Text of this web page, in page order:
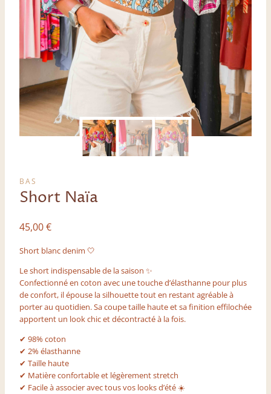
BAS
Short Naïa
45,00€
Short blanc denim 🤍
Le short indispensable de la saison ✨
Confectionné en coton avec une touche d’élasthanne pour plus
de confort, il épouse la silhouette tout en restant agréable à
porter au quotidien. Sa coupe taille haute et sa finition effilochée
apportent un look chic et décontracté à la fois.
✔ 98% coton
✔ 2% élasthanne
✔ Taille haute
✔ Matière confortable et légèrement stretch
✔ Facile à associer avec tous vos looks d’été ☀️